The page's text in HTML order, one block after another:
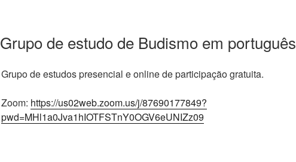
Grupo de estudo de Budismo em português
Grupo de estudos presencial e online de participação gratuita.
Zoom: https://us02web.zoom.us/j/87690177849?
pwd=MHl1a0Jva1hIOTFSTnY0OGV6eUNIZz09